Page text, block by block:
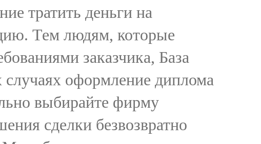
тратить деньги на
Тем людям, которые
заказчика, База
оформление диплома
выбирайте фирму
сделки безвозвратно